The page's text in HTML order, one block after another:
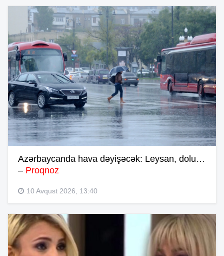
Azərbaycanda hava dəyişəcək: Leysan, dolu…
– Proqnoz
10 Avqust 2026, 13:40